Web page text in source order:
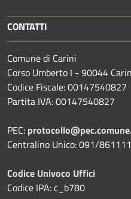
CONTATTI
Comune di Carini
Corso Umberto I - 90044
Codice Fiscale: 00147540827
Partita IVA: 00147540827
PEC:
Centralino Unico: 091/
Codice Univoco Uffici
Codice IPA: c_b780